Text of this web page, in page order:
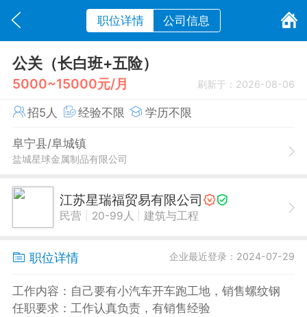
职位详情 公司信息
公关（长白班+五险）
5000~15000元/月 刷新于：2026-08-06
招5人 经验不限 学历不限
阜宁县/阜城镇
盐城星球金属制品有限公司
江苏星瑞福贸易有限公司
民营 20-99人 建筑与工程
职位详情 企业最近登录：2024-07-29
工作内容：自己要有小汽车开车跑工地，销售螺纹钢
任职要求：工作认真负责，有销售经验